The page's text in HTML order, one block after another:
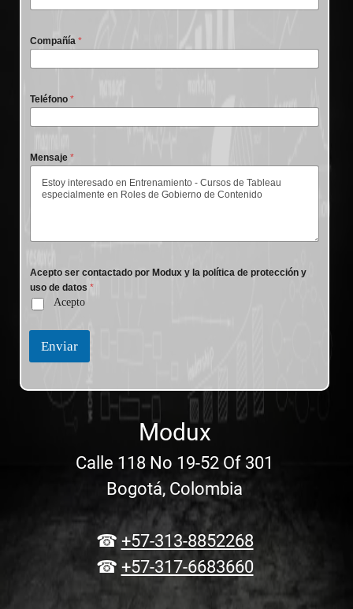
Compañía *
Teléfono *
Mensaje *
Acepto ser contactado por Modux y la política de protección y
uso de datos *
Acepto
Enviar
Modux
Calle 118 No 19-52 Of 301
Bogotá, Colombia
☎ +57-313-8852268
☎ +57-317-6683660